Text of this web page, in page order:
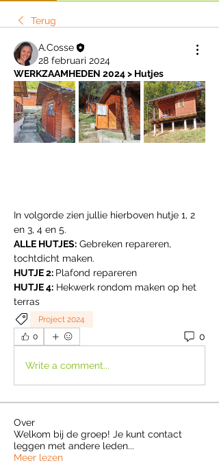
Terug
A.Cosse
28 februari 2024
WERKZAAMHEDEN 2024 > Hutjes
In volgorde zien jullie hierboven hutje 1, 2
en 3, 4 en 5.
ALLE HUTJES: Gebreken repareren,
tochtdicht maken.
HUTJE 2: Plafond repareren
HUTJE 4: Hekwerk rondom maken op het
terras
Project 2024
0
0
Write a comment...
Over
Welkom bij de groep! Je kunt contact
leggen met andere leden...
Meer lezen